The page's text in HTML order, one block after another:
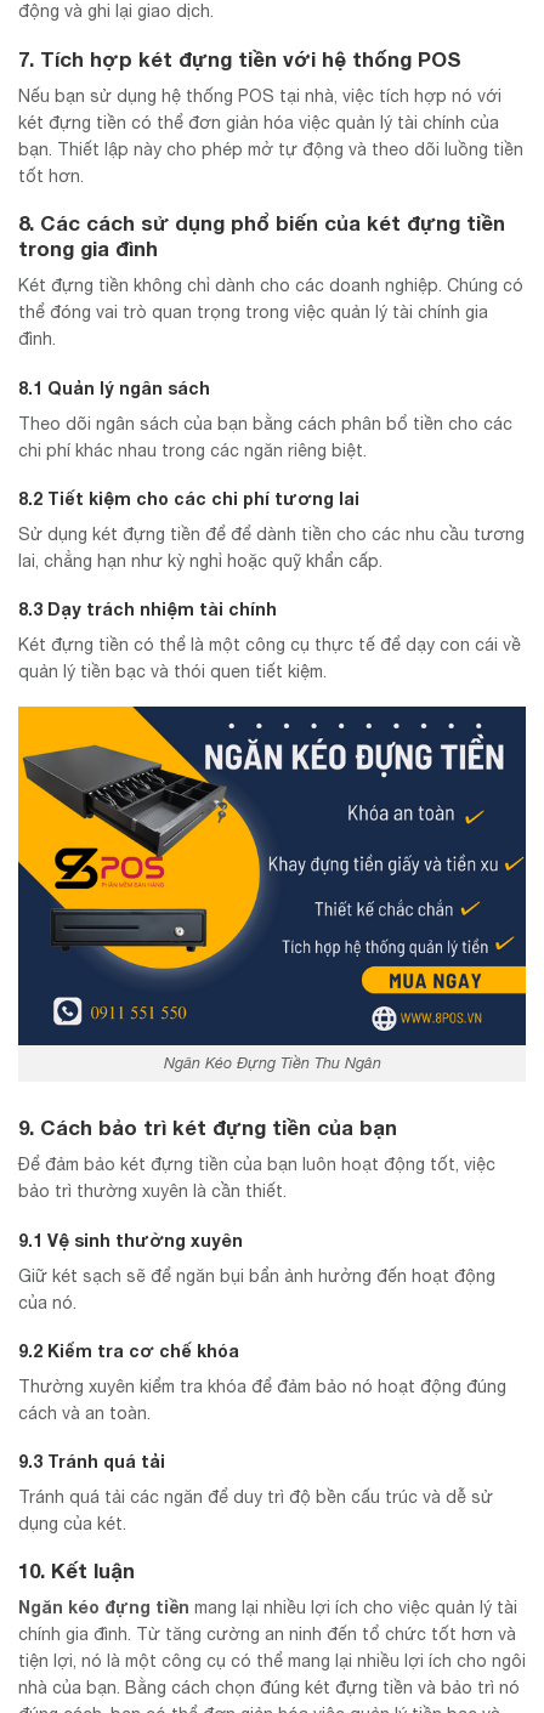
động và ghi lại giao dịch.
7. Tích hợp két đựng tiền với hệ thống POS
Nếu bạn sử dụng hệ thống POS tại nhà, việc tích hợp nó với
két đựng tiền có thể đơn giản hóa việc quản lý tài chính của
bạn. Thiết lập này cho phép mở tự động và theo dõi luồng tiền
tốt hơn.
8. Các cách sử dụng phổ biến của két đựng tiền
trong gia đình
Két đựng tiền không chỉ dành cho các doanh nghiệp. Chúng có
thể đóng vai trò quan trọng trong việc quản lý tài chính gia
đình.
8.1 Quản lý ngân sách
Theo dõi ngân sách của bạn bằng cách phân bổ tiền cho các
chi phí khác nhau trong các ngăn riêng biệt.
8.2 Tiết kiệm cho các chi phí tương lai
Sử dụng két đựng tiền để để dành tiền cho các nhu cầu tương
lai, chẳng hạn như kỳ nghỉ hoặc quỹ khẩn cấp.
8.3 Dạy trách nhiệm tài chính
Két đựng tiền có thể là một công cụ thực tế để dạy con cái về
quản lý tiền bạc và thói quen tiết kiệm.
Ngăn Kéo Đựng Tiền Thu Ngân
9. Cách bảo trì két đựng tiền của bạn
Để đảm bảo két đựng tiền của bạn luôn hoạt động tốt, việc
bảo trì thường xuyên là cần thiết.
9.1 Vệ sinh thường xuyên
Giữ két sạch sẽ để ngăn bụi bẩn ảnh hưởng đến hoạt động
của nó.
9.2 Kiểm tra cơ chế khóa
Thường xuyên kiểm tra khóa để đảm bảo nó hoạt động đúng
cách và an toàn.
9.3 Tránh quá tải
Tránh quá tải các ngăn để duy trì độ bền cấu trúc và dễ sử
dụng của két.
10. Kết luận
Ngăn kéo đựng tiền mang lại nhiều lợi ích cho việc quản lý tài
chính gia đình. Từ tăng cường an ninh đến tổ chức tốt hơn và
tiện lợi, nó là một công cụ có thể mang lại nhiều lợi ích cho ngôi
nhà của bạn. Bằng cách chọn đúng két đựng tiền và bảo trì nó